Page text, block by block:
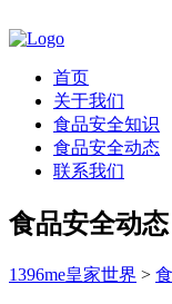
首页
关于我们
食品安全知识
食品安全动态
联系我们
食品安全动态
1396me皇家世界 >